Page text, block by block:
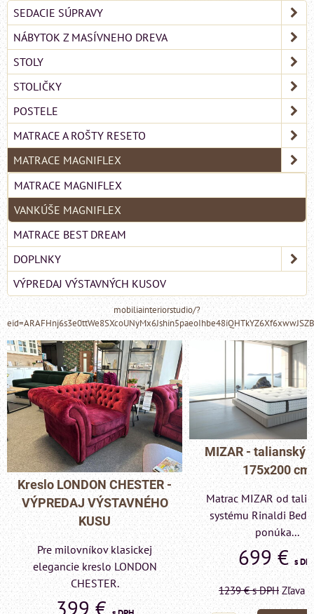
SEDACIE SÚPRAVY
NÁBYTOK Z MASÍVNEHO DREVA
STOLY
STOLIČKY
POSTELE
MATRACE A ROŠTY RESETO
MATRACE MAGNIFLEX
MATRACE MAGNIFLEX
VANKÚŠE MAGNIFLEX
MATRACE BEST DREAM
DOPLNKY
VÝPREDAJ VÝSTAVNÝCH KUSOV
mobiliainteriorstudio/?
MIZAR - talianský matrac
175x200 cm
Matrac MIZAR od talianskeho
systému Rinaldi Bed System
ponúka...
699 €s DPH
1239 €s DPH Zľava 43.6%
Pohovka LONDON
- VÝPREDAJ
KUSU
Pre milovníkov
elegancie kreslo a
LONDON
599 €